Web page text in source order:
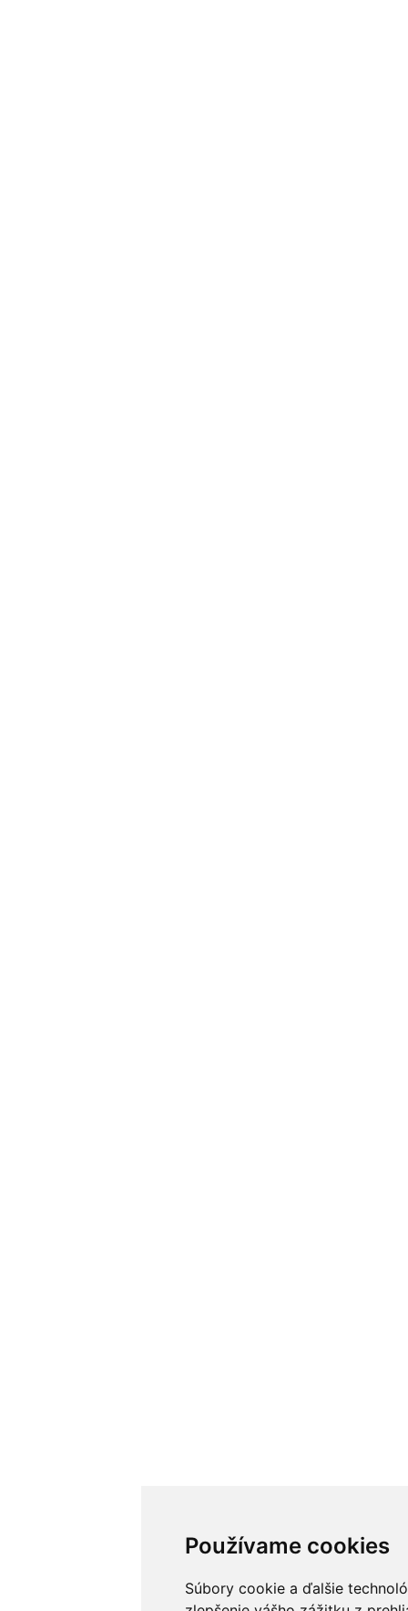
Používame cookies
Súbory cookie a ďalšie